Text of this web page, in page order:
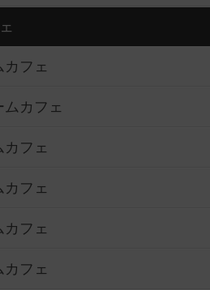
フェ
カフェ
フェ
フェ
フェ
フェ